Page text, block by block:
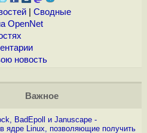
| Сводные
OpenNet
новость
Важное
BadEpoll и Januscape -
ядре Linux, позволяющие получить